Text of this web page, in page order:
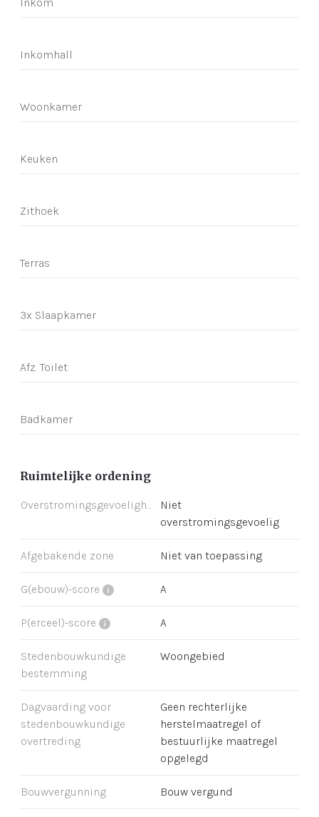
Inkomhall
Woonkamer
Keuken
Zithoek
Terras
3x Slaapkamer
Afz. Toilet
Badkamer
Ruimtelijke ordening
Niet
overstromingsgevoelig
Afgebakende zone Niet van toepassing
G(ebouw)-score A
P(erceel)-score A
Stedenbouwkundige
bestemming
Woongebied
Dagvaarding voor
stedenbouwkundige
overtreding
Geen rechterlijke
herstelmaatregel of
bestuurlijke maatregel
opgelegd
Bouwvergunning Bouw vergund